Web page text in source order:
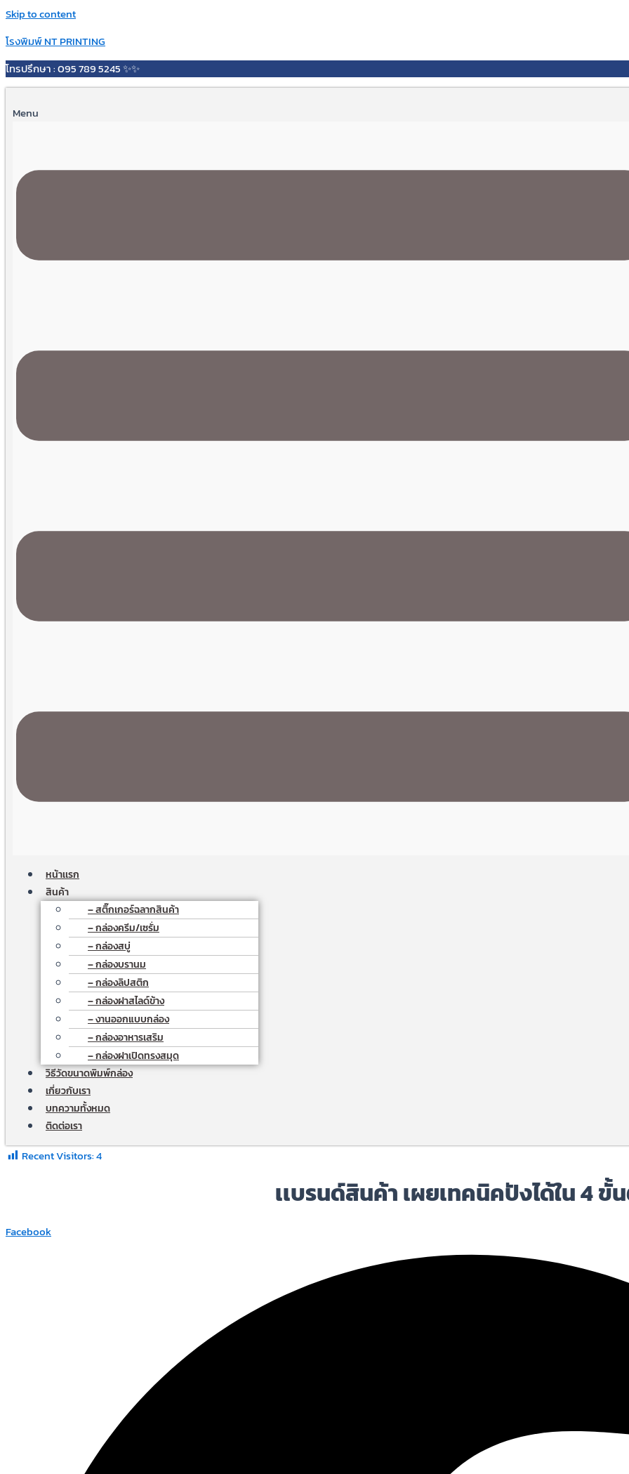
Skip to content
โรงพิมพ์ NT PRINTING
โทรปรึกษา : 095 789 5245 ✨✨
Menu
หน้าเเรก
สินค้า
– สติ๊กเกอร์ฉลากสินค้า
– กล่องครีม/เซรั่ม
– กล่องสบู่
– กล่องบรานม
– กล่องลิปสติก
– กล่องฝาสไลด์ข้าง
– งานออกแบบกล่อง
– กล่องอาหารเสริม
– กล่องฝาเปิดทรงสมุด
วิธีวัดขนาดพิมพ์กล่อง
เกี่ยวกับเรา
บทความทั้งหมด
ติดต่อเรา
Recent Visitors:4
เเบรนด์สินค้า เผยเทคนิคปังได้ใน 4 ขั้
Facebook